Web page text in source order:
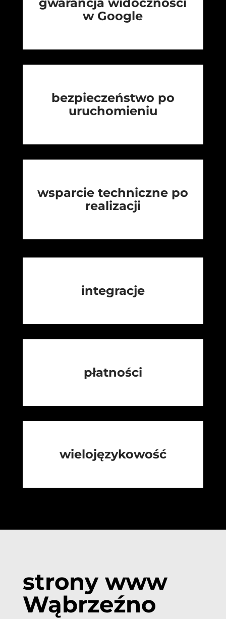
w Google
bezpieczeństwo po
uruchomieniu
wsparcie techniczne po
realizacji
integracje
płatności
wielojęzykowość
strony www
Wąbrzeźno